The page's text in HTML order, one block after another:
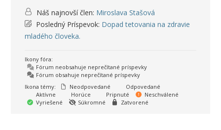
Náš najnovší člen: Miroslava Stašová
Posledný Príspevok: Dopad tetovania na zdravie
mladého človeka.
Ikony fóra:
Fórum neobsahuje neprečítané príspevky
Fórum obsahuje neprečítané príspevky
Ikona témy:
Neodpovedané
Odpovedané
Aktívne
Horúce Pripnuté
Neschválené
Vyriešené
Súkromné Zatvorené